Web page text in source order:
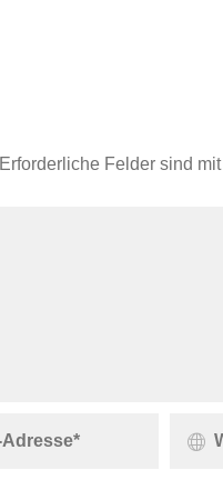
Erforderliche Felder sind mit